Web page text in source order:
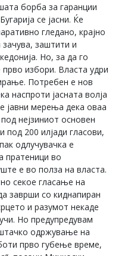
борба за гаранции
се јасни. Ќе
гледано, крајно
заштити и
Но, за да го
избори. Власта удри
Потребен е нов
наспроти јасната волја
јавни мерења дека оваа
нејзиниот основен
200 илјади гласови,
одлучувачка е
пратеници во
е во полза на власта.
секое гласање на
заврши со киднапиран
и разумот некаде
Но предупредувам
одржување на
прво губење време,